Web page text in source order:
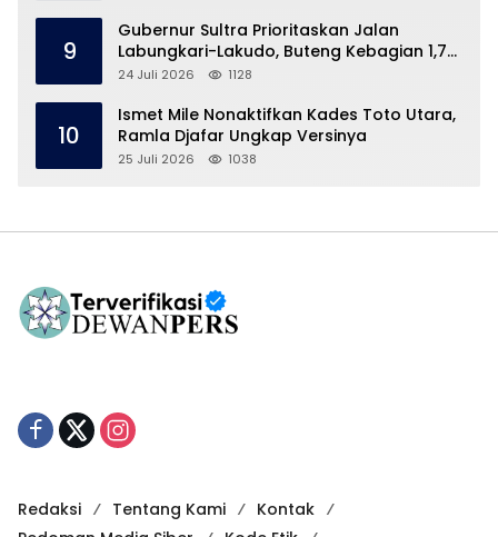
9
Gubernur Sultra Prioritaskan Jalan
Labungkari-Lakudo, Buteng Kebagian 1,7
Km
24 Juli 2026 1128
10
Ismet Mile Nonaktifkan Kades Toto Utara,
Ramla Djafar Ungkap Versinya
25 Juli 2026 1038
Redaksi Tentang Kami
Kontak